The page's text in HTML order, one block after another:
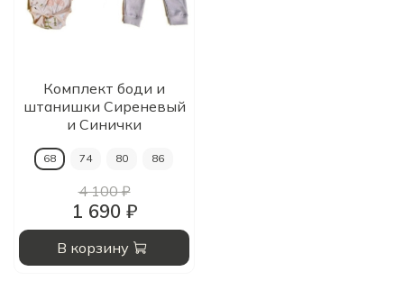
Комплект боди и
штанишки Сиреневый
и Синички
68 74 80 86
4 100 ₽
1 690 ₽
В корзину